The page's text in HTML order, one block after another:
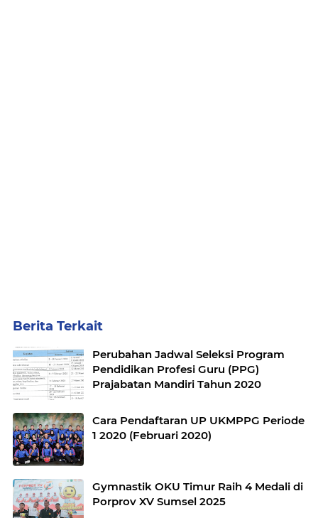
Berita Terkait
Perubahan Jadwal Seleksi Program
Pendidikan Profesi Guru (PPG)
Prajabatan Mandiri Tahun 2020
Cara Pendaftaran UP UKMPPG Periode
1 2020 (Februari 2020)
Gymnastik OKU Timur Raih 4 Medali di
Porprov XV Sumsel 2025